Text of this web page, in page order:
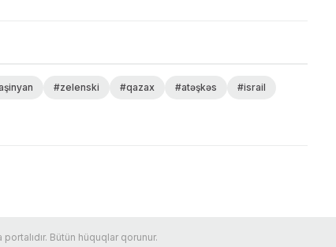
#zelenski #qazax #atəşkəs
#israil
Bütün hüquqlar qorunur.